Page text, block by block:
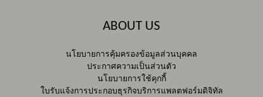
ABOUT US
นโยบายการคุ้มครองข้อมูลส่วนบุคคล
ประกาศความเป็นส่วนตัว
นโยบายการใช้คุกกี้
ใบรับแจ้งการประกอบธุรกิจบริการแพลตฟอร์มดิจิทัล